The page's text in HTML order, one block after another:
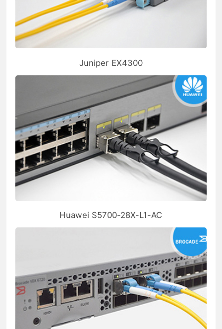
Juniper EX4300
Huawei S5700-28X-L1-AC